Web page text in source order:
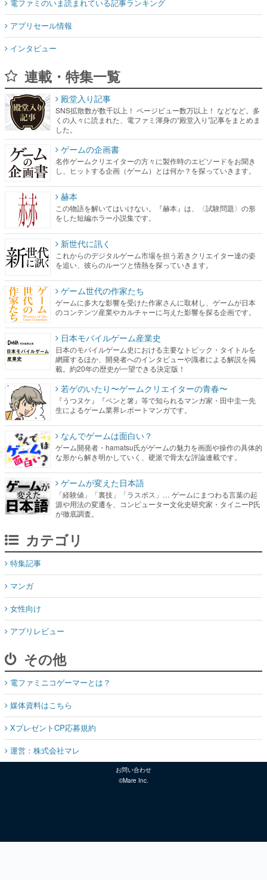
電ファミのいま読まれている記事ランキング
アプリセール情報
インタビュー
連載・特集一覧
殿堂入り記事
SNS拡散数が数千以上！ ページビュー数万以上！ などなど。多
くの人々に読まれた、電ファミ渾身の“殿堂入り”記事をまとめま
した。
ゲームの企画書
名作ゲームクリエイターの方々に製作時のエピソードをお聞き
し、ヒットする企画（ゲーム）とは何か？を探っていきます。
赫本
この物語を解いてはいけない。『赫本』は、〈試験問題〉の形
をした短編ホラー小説集です。
新世代に訊く
これからのデジタルゲーム市場を担う若きクリエイター達の姿
を追い、彼らのルーツと情熱を探っていきます。
ゲーム世代の作家たち
ゲームに多大な影響を受けた作家さんに取材し、ゲームが日本
のコンテンツ産業やカルチャーに与えた影響を探る企画です。
日本モバイルゲーム産業史
日本のモバイルゲーム史における主要なトピック・タイトルを
網羅するほか、開発者へのインタビューや識者による解説を掲
載。約20年の歴史が一望できる決定版！
若ゲのいたり〜ゲームクリエイターの青春〜
『うつヌケ』『ペンと箸』等で知られるマンガ家・田中圭一先
生によるゲーム業界レポートマンガです。
なんでゲームは面白い？
ゲーム開発者・hamatsu氏がゲームの魅力を画面や操作の具体的
な形から解き明かしていく、硬派で骨太な評論連載です。
ゲームが変えた日本語
「経験値」「裏技」「ラスボス」… ゲームにまつわる言葉の起
源や用法の変遷を、コンピューター文化史研究家・タイニーP氏
が徹底調査。
カテゴリ
特集記事
マンガ
女性向け
アプリレビュー
その他
電ファミニコゲーマーとは？
媒体資料はこちら
XプレゼントCP応募規約
運営：株式会社マレ
お問い合わせ
©Mare Inc.